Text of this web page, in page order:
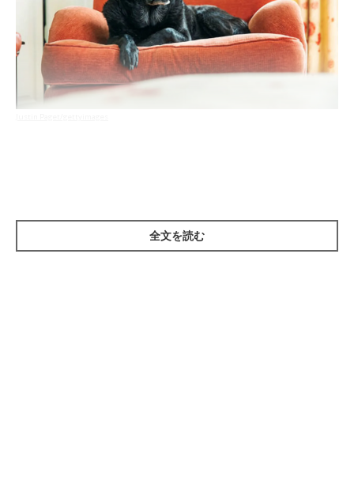
てて救急病院に連れていきましたがすでに手遅れでした。（北海
道／5才・パグの飼い主さん）
全文を読む